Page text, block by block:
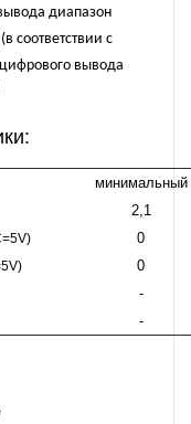
диапазон
соответствии с
вывода
минимальный
2,1
0
0
-
-